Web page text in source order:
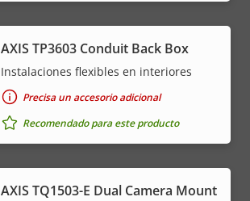
AXIS TP3603 Conduit Back Box
Instalaciones flexibles en interiores
Precisa un accesorio adicional
Recomendado para este producto
AXIS TQ1503-E Dual Camera Mount